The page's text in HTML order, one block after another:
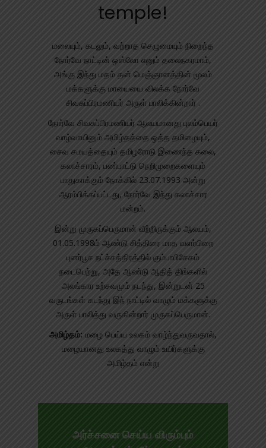
temple!
மலையும், கடலும், வற்றாத செழுமையும் நிறைந்த
நோர்வே நாட்டின் ஒஸ்லோ எனும் தலைநகரமாம்,
அங்கு இந்து மதம் தன் மெஞ்ஞானத்தின் மூலம்
மக்களுக்கு மாயையை விலக்க நோர்வே
சிவசுப்பிரமணியர் அருள் பாலிக்கின்றார் .
நோர்வே சிவசுப்பிரமணியர் ஆலயமானது புலம்பெயர்
வாழ்வாயினும் அமிழ்தத்தை ஒத்த தமிழையும்,
சைவ சமயத்தையும் தமிழரோடு இணைந்த கலை,
கலாச்சாரம், பண்பாட்டு நெறிமுறைகளையும்
பாதுகாக்கும் நோக்கில் 23.07.1993 அன்று
ஆரம்பிக்கப்பட்டது, நோர்வே இந்து கலாச்சார
மன்றம்.
இன்று முருகப்பெருமான் வீற்றிருக்கும் ஆலயம்,
01.05.1998ம் ஆண்டு சித்திரை மாத வளர்பிறை
புனர்பூச நட்ச்சத்திரத்தில் கும்பாபிசேகம்
நடைபெற்று, அதே ஆண்டு ஆதித் திங்களில்
அலங்கார உற்சவமும் நடந்து, இன்றுடன் 25
வருடங்கள் கடந்து இந் நாட்டில் வாழும் மக்களுக்கு
அருள் பாலித்து வருகின்றார் முருகப்பெருமான்.
அமிழ்தம்: மழை பெய்ய உலகம் வாழ்ந்துவருவதால்,
மழையானது உலகத்து வாழும் உயிர்களுக்கு
அமிழ்தம் என்று
அர்ச்சனை செய்ய விரும்பும்